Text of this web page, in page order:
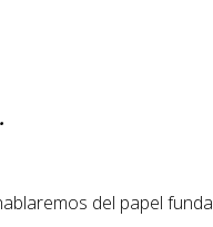
del papel